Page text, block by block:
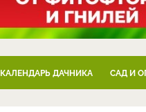
КАЛЕНДАРЬ ДАЧНИКА САД И